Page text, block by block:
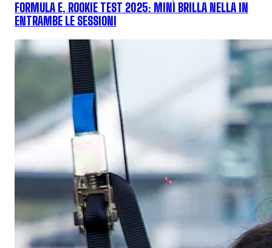
FORMULA E, ROOKIE TEST 2025: MINÌ BRILLA NELLA IN
ENTRAMBE LE SESSIONI